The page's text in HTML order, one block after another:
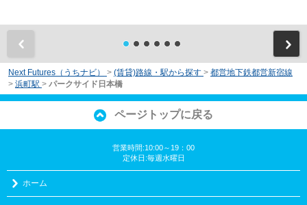
Next Futures（うちナビ） > (賃貸)路線・駅から探す > 都営地下鉄都営新宿線
> 浜町駅 > パークサイド日本橋
ページトップに戻る
営業時間:10:00～19：00
定休日:毎週水曜日
ホーム